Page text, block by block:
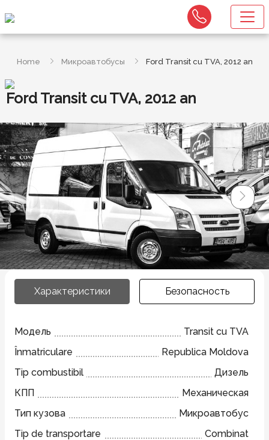
Home Микроавтобусы Ford Transit cu TVA, 2012 an
Ford Transit cu TVA, 2012 an
Характеристики Безопасность
Модель
Transit cu TVA
Înmatriculare
Republica Moldova
Tip combustibil
Дизель
КПП
Механическая
Тип кузова
Микроавтобус
Tip de transportare
Combinat